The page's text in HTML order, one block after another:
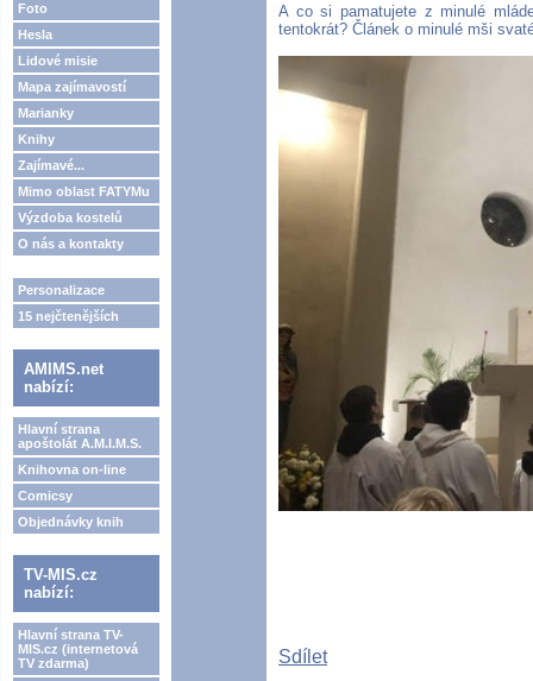
Foto
Hesla
Lidové misie
Mapa zajímavostí
Marianky
Knihy
Zajímavé...
Mimo oblast FATYMu
Výzdoba kostelů
O nás a kontakty
Personalizace
15 nejčtenějších
AMIMS.net
nabízí:
Hlavní strana
apoštolát A.M.I.M.S.
Knihovna on-line
Comicsy
Objednávky knih
TV-MIS.cz
nabízí:
Hlavní strana TV-
MIS.cz (internetová
TV zdarma)
A co si pamatujete z minulé
tentokrát? Článek o minulé mši
Sdílet